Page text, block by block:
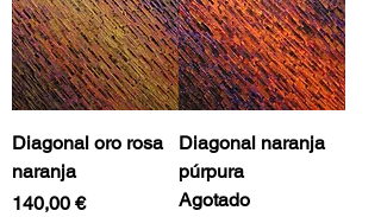
Diagonal oro rosa
naranja
Precio
140,00 €
Diagonal naranja
púrpura
Agotado